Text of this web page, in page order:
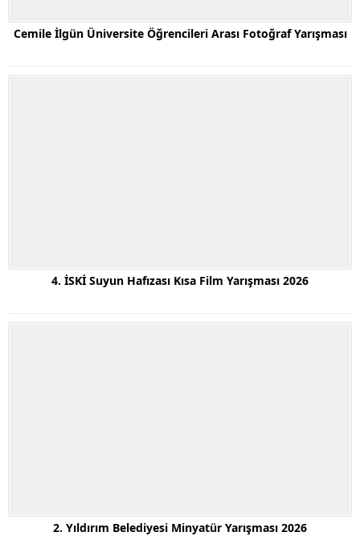
Cemile İlgün Üniversite Öğrencileri Arası Fotoğraf Yarışması
4. İSKİ Suyun Hafızası Kısa Film Yarışması 2026
2. Yıldırım Belediyesi Minyatür Yarışması 2026